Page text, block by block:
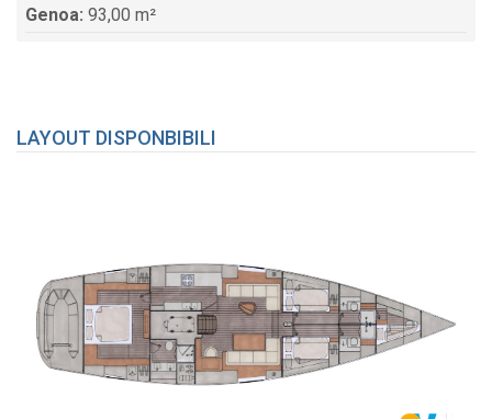
Genoa: 93,00 m²
LAYOUT DISPONBIBILI